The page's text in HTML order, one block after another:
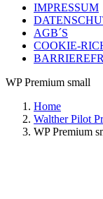
IMPRESSUM
AGB´S
COOKIE-
WP Premium small
Home
Walther Pilot
WP Premium